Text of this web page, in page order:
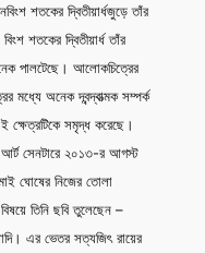
শতকের দ্বিতীয়ার্ধজুড়ে তাঁর
শতকের দ্বিতীয়ার্ধ তাঁর
পালটেছে। আলোকচিত্রের
মধ্যে অনেক দ্বন্দ্বাত্মক সম্পর্ক
ক্ষেত্রটিকে সমৃদ্ধ করেছে।
আর্ট সেনটারে ২০১৩-র আগস্ট
ঘোষের নিজের তোলা
তিনি ছবি তুলেছেন –
এর ভেতর সত্যজিৎ রায়ের